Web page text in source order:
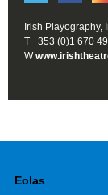
Irish Playography,
T +353 (0)1 670
W
Eolas